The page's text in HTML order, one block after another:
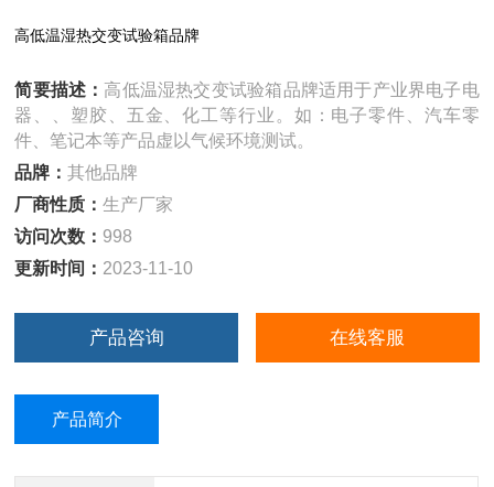
高低温湿热交变试验箱品牌
简要描述：高低温湿热交变试验箱品牌适用于产业界电子电
器、、塑胶、五金、化工等行业。如：电子零件、汽车零
件、笔记本等产品虚以气候环境测试。
品牌：其他品牌
厂商性质：生产厂家
访问次数： 998
更新时间： 2023-11-10
产品咨询 在线客服
产品简介